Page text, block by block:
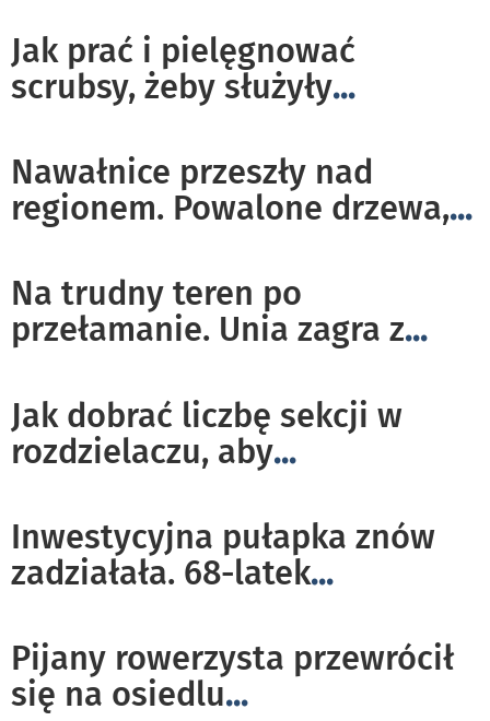
Jak prać i pielęgnować
scrubsy, żeby służyły...
Nawałnice przeszły nad
regionem. Powalone drzewa,...
Na trudny teren po
przełamanie. Unia zagra z...
Jak dobrać liczbę sekcji w
rozdzielaczu, aby...
Inwestycyjna pułapka znów
zadziałała. 68-latek...
Pijany rowerzysta przewrócił
się na osiedlu...